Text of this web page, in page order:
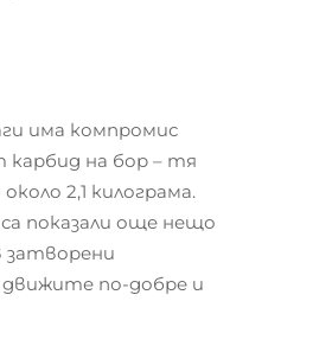
има компромис
на бор – тя
2,1 килограма.
показали още нещо
затворени
движите по-добре и